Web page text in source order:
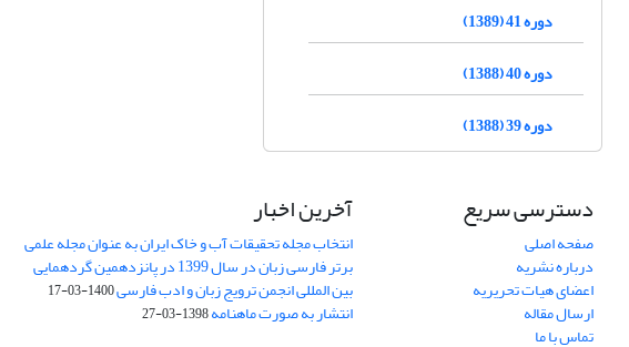
دوره 41 (1389)
دوره 40 (1388)
دوره 39 (1388)
دسترسی سریع
صفحه اصلی
درباره نشریه
اعضای هیات تحریریه
ارسال مقاله
تماس با ما
آخرین اخبار
انتخاب مجله تحقیقات آب و خاک ایران به عنوان مجله علمی
برتر فارسی زبان در سال 1399 در پانزدهمین گردهمایی
بین المللی انجمن ترویج زبان و ادب فارسی1400-03-17
انتشار به صورت ماهنامه1398-03-27